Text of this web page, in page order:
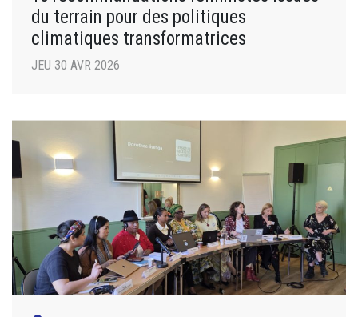
du terrain pour des politiques
climatiques transformatrices
JEU 30 AVR 2026